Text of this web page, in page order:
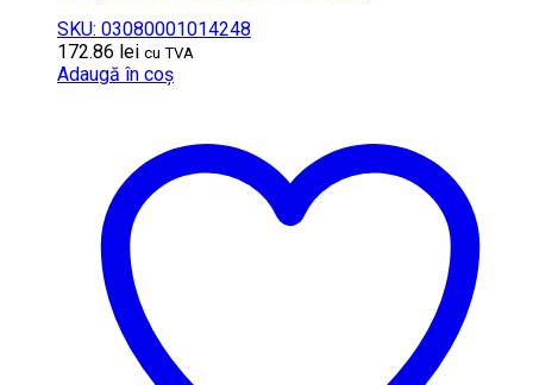
SKU: 03080001014248
172.86 lei cu TVA
Adaugă în coș